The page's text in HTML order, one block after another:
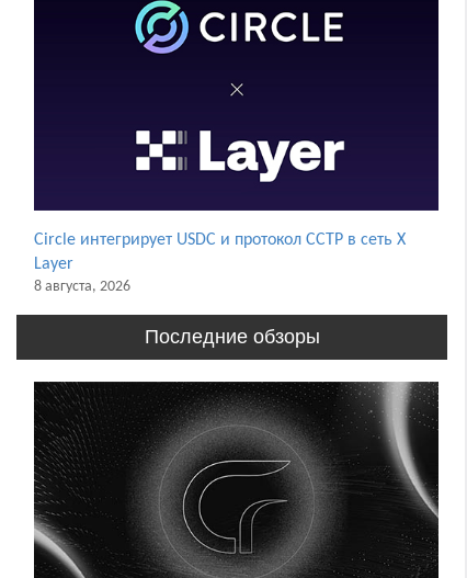
Circle интегрирует USDC и протокол CCTP в сеть X
Layer
8 августа, 2026
Последние обзоры